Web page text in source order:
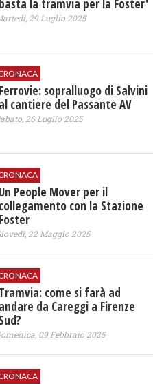
basta la tramvia per la Foster'
29 Luglio 2025
Ferrovie: sopralluogo di Salvini
al cantiere del Passante AV
26 Luglio 2025
Un People Mover per il
collegamento con la Stazione
Foster
22 Maggio 2025
Tramvia: come si farà ad
andare da Careggi a Firenze
Sud?
09 Febbraio 2025